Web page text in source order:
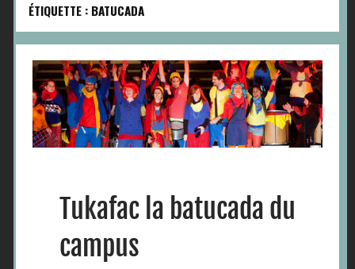
ÉTIQUETTE : BATUCADA
Tukafac la batucada du
campus